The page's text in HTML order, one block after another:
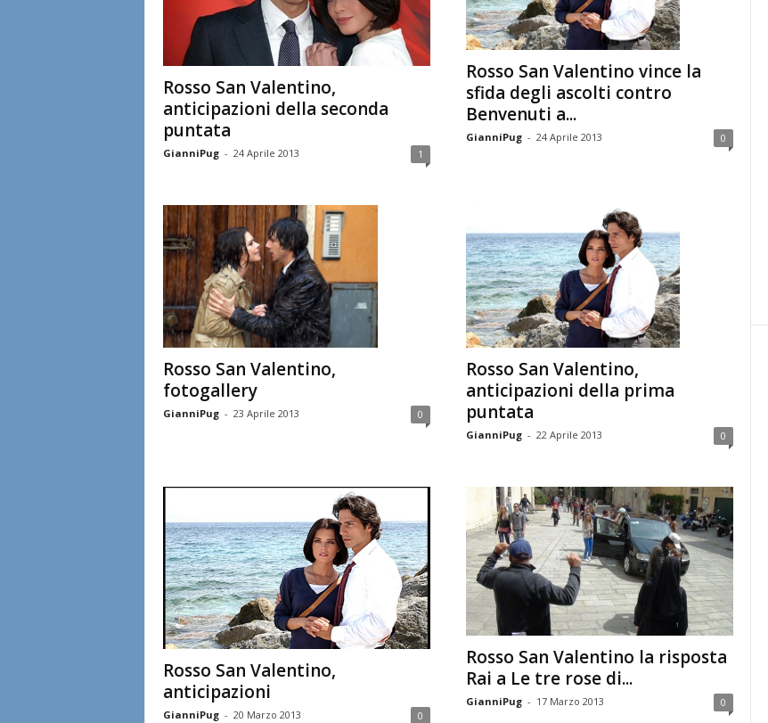
Rosso San Valentino,
anticipazioni della seconda
puntata
GianniPug - 24 Aprile 2013 1
Rosso San Valentino vince la
sfida degli ascolti contro
Benvenuti a...
GianniPug - 24 Aprile 2013 0
Rosso San Valentino,
fotogallery
GianniPug - 23 Aprile 2013 0
Rosso San Valentino,
anticipazioni della prima
puntata
GianniPug - 22 Aprile 2013 0
Rosso San Valentino,
anticipazioni
GianniPug - 20 Marzo 2013 0
Rosso San Valentino la risposta
Rai a Le tre rose di...
GianniPug - 17 Marzo 2013 0